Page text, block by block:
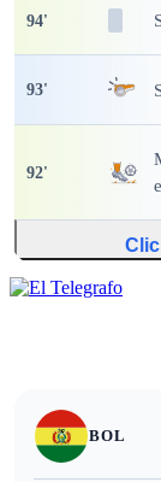
94'
93'
92'
BOL